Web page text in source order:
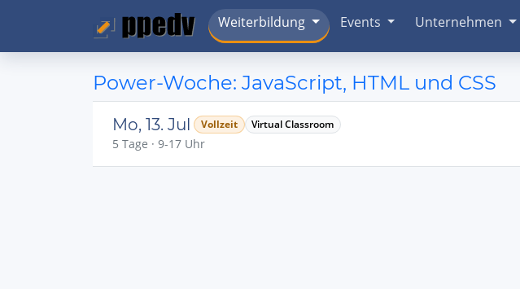
Weiterbildung Events Unternehmen
Power-Woche: JavaScript, HTML und CSS
Mo, 13. Jul Vollzeit Virtual Classroom
5 Tage · 9-17 Uhr